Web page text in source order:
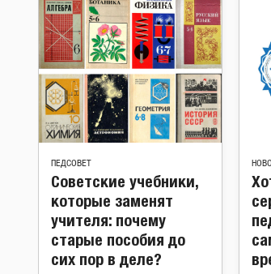
ПЕДСОВЕТ
Советские учебники,
которые заменят
учителя: почему
старые пособия до
сих пор в деле?